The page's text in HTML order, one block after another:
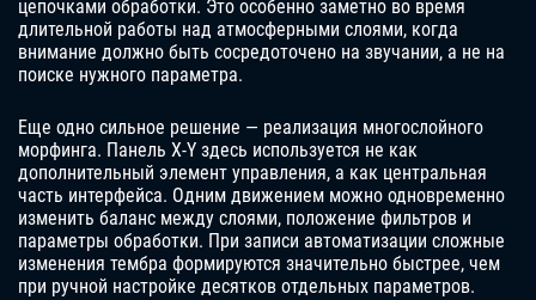
цепочками обработки. Это особенно заметно во время
длительной работы над атмосферными слоями, когда
внимание должно быть сосредоточено на звучании, а не на
поиске нужного параметра.
Еще одно сильное решение — реализация многослойного
морфинга. Панель X-Y здесь используется не как
дополнительный элемент управления, а как центральная
часть интерфейса. Одним движением можно одновременно
изменить баланс между слоями, положение фильтров и
параметры обработки. При записи автоматизации сложные
изменения тембра формируются значительно быстрее, чем
при ручной настройке десятков отдельных параметров.